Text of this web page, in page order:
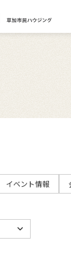
イベント情報